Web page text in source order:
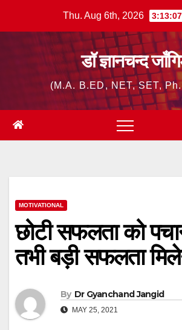
Thu. Aug 6th, 2026
डॉ ज्ञानचन्द
(M.A. B.ED, NET, SET,
MOTIVATIONAL
छोटी सफलता को
तभी बड़ी सफलता
By Dr Gyanchand Jangid
MAY 25, 2021